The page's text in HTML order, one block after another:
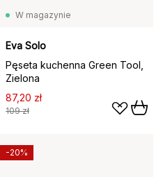
W magazynie
Eva Solo
Pęseta kuchenna Green Tool,
Zielona
87,20 zł
109 zł
-20%